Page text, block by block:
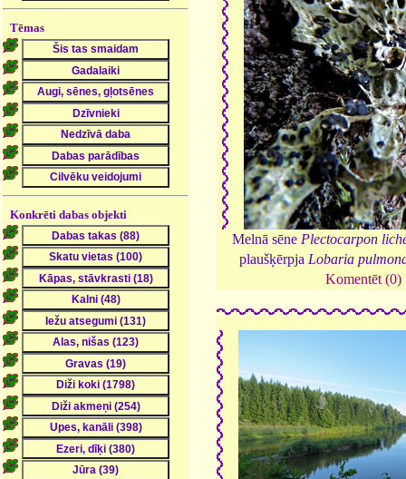
Tēmas
Konkrēti dabas objekti
Melnā sēne Plectocarpon
plaušķērpja Lobaria
Komentēt (0)